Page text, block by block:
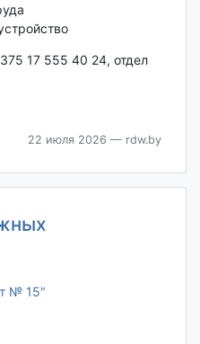
17 555 40 24, отдел
22 июля 2026 — rdw.by
№ 15"